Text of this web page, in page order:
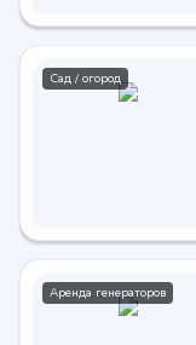
Сад / огород
Аренда генераторов